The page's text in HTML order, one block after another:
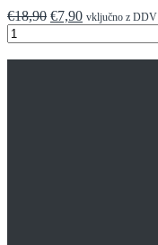
€18,90 €7,90 vključno z DDV